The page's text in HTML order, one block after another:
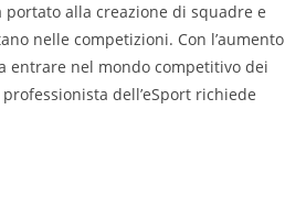
alla creazione di squadre e
nelle competizioni. Con l’aumento
entrare nel mondo competitivo dei
dell’eSport richiede